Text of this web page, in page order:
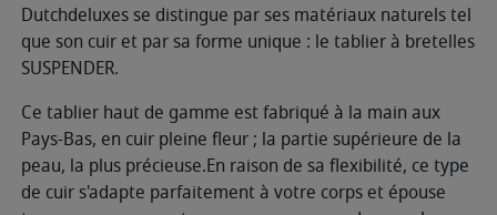
Dutchdeluxes se distingue par ses matériaux naturels tel
que son cuir et par sa forme unique : le tablier à bretelles
SUSPENDER.
Ce tablier haut de gamme est fabriqué à la main aux
Pays-Bas, en cuir pleine fleur ; la partie supérieure de la
peau, la plus précieuse.En raison de sa flexibilité, ce type
de cuir s'adapte parfaitement à votre corps et épouse